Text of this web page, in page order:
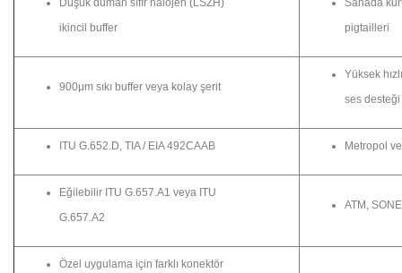
ikincil buffer
pigtailleri
900μm sıkı buffer veya kolay şerit
Yüksek
ses desteği
ITU G.652.D, TIA / EIA 492CAAB Metropol
Eğilebilir ITU G.657.A1 veya ITU
G.657.A2
ATM,
Özel uygulama için farklı konektör